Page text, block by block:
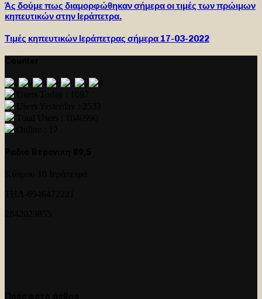
Άς δούμε πως διαμορφώθηκαν σήμερα οι τιμές των πρώιμων
κηπευτικών στην Ιεράπετρα.
Τιμές κηπευτικών Ιεράπετρας σήμερα 17-03-2022